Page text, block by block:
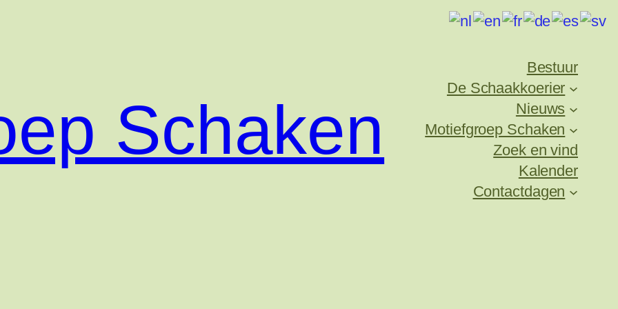
Schaken
Bestuur
De Schaakkoerier
Nieuws
Motiefgroep Schaken
Zoek en vind
Kalender
Contactdagen